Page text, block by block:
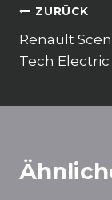
ZURÜCK
Renault
Tech Electric